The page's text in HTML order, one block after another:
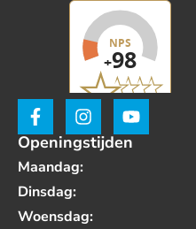
Openingstijden
Maandag:
Dinsdag:
Woensdag: